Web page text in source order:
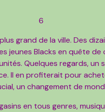
grand de la ville. Des
jeunes Blacks en quête
Quelques regards, un
Il en profiterait pour
un changement de
en tous genres,